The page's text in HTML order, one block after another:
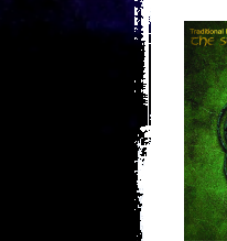
View
Larger
Image